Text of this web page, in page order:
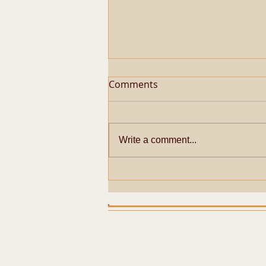
Pazhayarai Vadathali
Dharmapureeswarar
Comments
Write a comment...